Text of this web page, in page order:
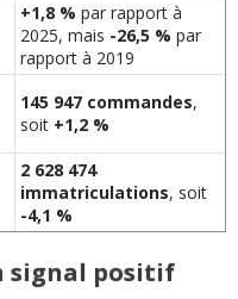
+1,8 % par rapport à
2025, mais -26,5 % par
rapport à 2019
145 947 commandes,
soit +1,2 %
2 628 474
immatriculations, soit
-4,1 %
signal positif